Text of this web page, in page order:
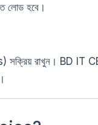
লোড হবে।
রাখুন। BD IT